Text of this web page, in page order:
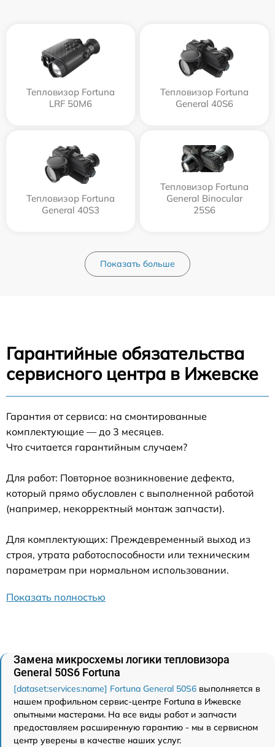
Тепловизор Fortuna
LRF 50M6
Тепловизор Fortuna
General 40S6
Тепловизор Fortuna
General 40S3
Тепловизор Fortuna
General Binocular
25S6
Показать больше
Гарантийные обязательства
сервисного центра в Ижевске
Гарантия от сервиса: на смонтированные
комплектующие — до 3 месяцев.
Что считается гарантийным случаем?
Для работ: Повторное возникновение дефекта,
который прямо обусловлен с выполненной работой
(например, некорректный монтаж запчасти).
Для комплектующих: Преждевременный выход из
строя, утрата работоспособности или техническим
параметрам при нормальном использовании.
Показать полностью
Замена микросхемы логики тепловизора
General 50S6 Fortuna
[dataset:services:name] Fortuna General 50S6 выполняется в
нашем профильном сервис-центре Fortuna в Ижевске
опытными мастерами. На все виды работ и запчасти
предоставляем расширенную гарантию - мы в сервисном
центр уверены в качестве наших услуг.